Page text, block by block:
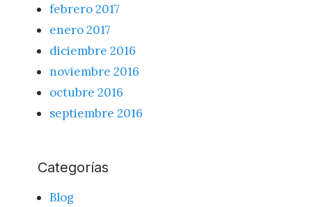
febrero 2017
enero 2017
diciembre 2016
noviembre 2016
octubre 2016
septiembre 2016
Categorías
Blog